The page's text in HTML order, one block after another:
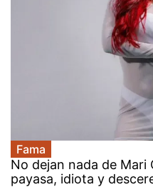
Fama
No dejan nada de Mari
payasa, idiota y